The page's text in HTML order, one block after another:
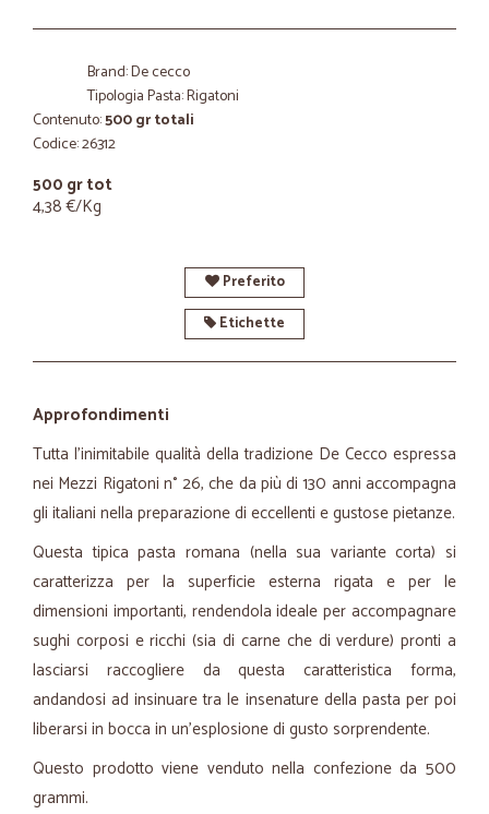
Brand: De cecco
Tipologia Pasta: Rigatoni
Contenuto:500 gr totali
Codice: 26312
500 gr tot
4,38 €/Kg
Preferito
Etichette
Approfondimenti
Tutta l'inimitabile qualità della tradizione De Cecco espressa
nei Mezzi Rigatoni n° 26, che da più di 130 anni accompagna
gli italiani nella preparazione di eccellenti e gustose pietanze.
Questa tipica pasta romana (nella sua variante corta) si
caratterizza per la superficie esterna rigata e per le
dimensioni importanti, rendendola ideale per accompagnare
sughi corposi e ricchi (sia di carne che di verdure) pronti a
lasciarsi raccogliere da questa caratteristica forma,
andandosi ad insinuare tra le insenature della pasta per poi
liberarsi in bocca in un'esplosione di gusto sorprendente.
Questo prodotto viene venduto nella confezione da 500
grammi.